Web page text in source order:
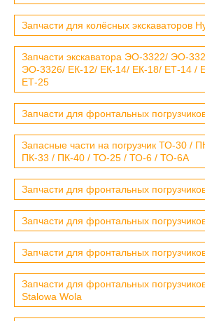
Запчасти для колёсных экскаваторов
Запчасти экскаватора ЭО-3322/ ЭО-
ЭО-3326/ ЕК-12/ ЕК-14/ ЕК-18/ ЕТ-14 /
ЕТ-25
Запчасти для фронтальных
Запасные части на погрузчик ТО-30 /
ПК-33 / ПК-40 / ТО-25 / ТО-6 / ТО-6А
Запчасти для фронтальных
Запчасти для фронтальных
Запчасти для фронтальных
Запчасти для фронтальных
Stalowa Wola